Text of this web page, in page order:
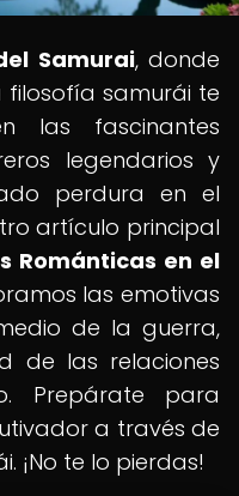
Samurai, donde
samurái te
las fascinantes
legendarios y
perdura en el
artículo principal
Románticas en el
las emotivas
de la guerra,
de las relaciones
Prepárate para
a través de
¡No te lo pierdas!